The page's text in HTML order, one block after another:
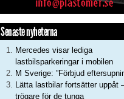
Senaste nyheterna
Mercedes visar lediga
lastbilsparkeringar i mobilen
M Sverige: ”Förbjud
Lätta lastbilar fortsätter uppåt
trögare för de tunga